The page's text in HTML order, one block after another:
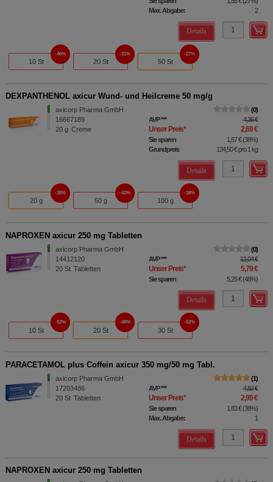
Max. Abgabe:
2
Details
10 St
46%
20 St
31%
50 St
27%
DEXPANTHENOL axicur Wund- und Heilcreme 50 mg/g
axicorp Pharma GmbH
16667189
20 g Creme
0
AVP*** 4,36 €
Unser Preis* 2,69 €
Sie sparen 1,67 €(38%)
Grundpreis
134,50 €pro 1 kg
Details
20 g
38%
50 g
42%
100 g
38%
NAPROXEN axicur 250 mg Tabletten
axicorp Pharma GmbH
14412120
20 St Tabletten
0
AVP*** 11,04 €
Unser Preis* 5,79 €
Sie sparen 5,25 €(48%)
Details
10 St
52%
20 St
48%
30 St
52%
PARACETAMOL plus Coffein axicur 350 mg/50 mg Tabl.
axicorp Pharma GmbH
17203486
20 St Tabletten
1
AVP*** 4,82 €
Unser Preis* 2,99 €
Sie sparen 1,83 €(38%)
Max. Abgabe:
1
Details
NAPROXEN axicur 250 mg Tabletten